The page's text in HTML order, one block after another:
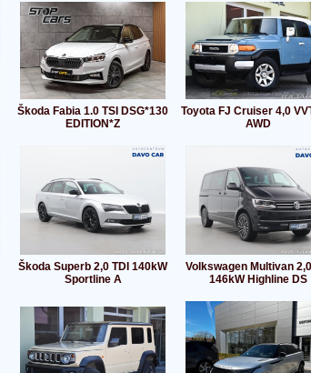
Škoda Fabia 1.0 TSI DSG*130
EDITION*Z
Toyota FJ Cruiser 4,0
AWD
Škoda Superb 2,0 TDI 140kW
Sportline A
Volkswagen Multivan 2,0
146kW Highline DS